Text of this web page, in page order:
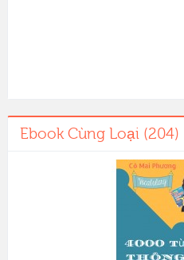
Ebook Cùng Loại (204)